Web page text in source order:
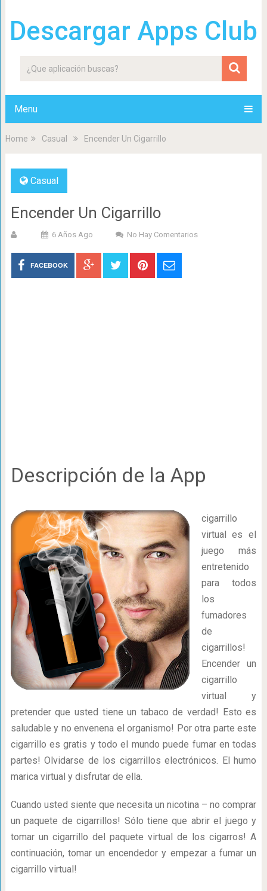
Descargar Apps Club
Menu
Home Casual Encender Un Cigarrillo
Casual
Encender Un Cigarrillo
6 Años Ago No Hay Comentarios
FACEBOOK
Descripción de la App
cigarrillo
virtual es el
juego más
entretenido
para todos
los
fumadores
de
cigarrillos!
Encender un
cigarrillo
virtual y
pretender que usted tiene un tabaco de verdad! Esto es
saludable y no envenena el organismo! Por otra parte este
cigarrillo es gratis y todo el mundo puede fumar en todas
partes! Olvidarse de los cigarrillos electrónicos. El humo
marica virtual y disfrutar de ella.
Cuando usted siente que necesita un nicotina – no comprar
un paquete de cigarrillos! Sólo tiene que abrir el juego y
tomar un cigarrillo del paquete virtual de los cigarros! A
continuación, tomar un encendedor y empezar a fumar un
cigarrillo virtual!